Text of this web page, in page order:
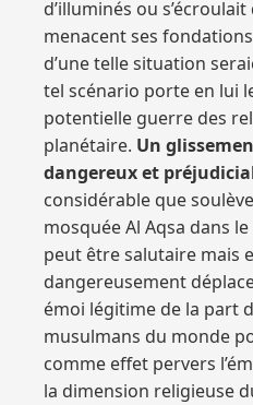
d’illuminés ou
menacent ses
d’une telle situation
tel scénario porte en lui
potentielle guerre des
planétaire. Un
dangereux et
considérable que
mosquée Al Aqsa dans
peut être salutaire mais
dangereusement
émoi légitime de la part
musulmans du monde
comme effet pervers
la dimension religieuse